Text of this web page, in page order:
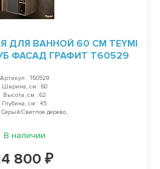
ДЛЯ ВАННОЙ 60 СМ TEYMI
ФАСАД ГРАФИТ T60529
Артикул : T60529
Ширина, см : 60
Высота, см : 62
Глубина, см : 45
Серый/Светлое дерево
В наличии
800 ₽